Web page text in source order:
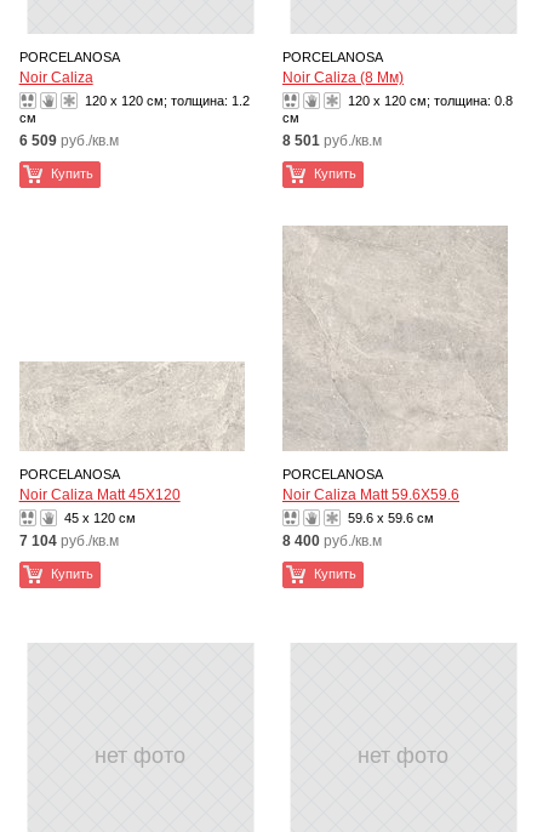
PORCELANOSA
Noir Caliza
120 x 120 см; толщина: 1.2
см
6 509 руб./кв.м
Купить
PORCELANOSA
Noir Caliza (8 Мм)
120 x 120 см; толщина: 0.8
см
8 501 руб./кв.м
Купить
PORCELANOSA
Noir Caliza Matt 45X120
45 x 120 см
7 104 руб./кв.м
Купить
PORCELANOSA
Noir Caliza Matt 59.6X59.6
59.6 x 59.6 см
8 400 руб./кв.м
Купить
нет фото нет фото